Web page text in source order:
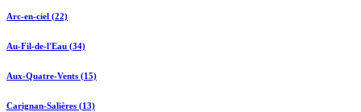
Arc-en-ciel (22)
Au-Fil-de-l'Eau (34)
Aux-Quatre-Vents (15)
Carignan-Salières (13)